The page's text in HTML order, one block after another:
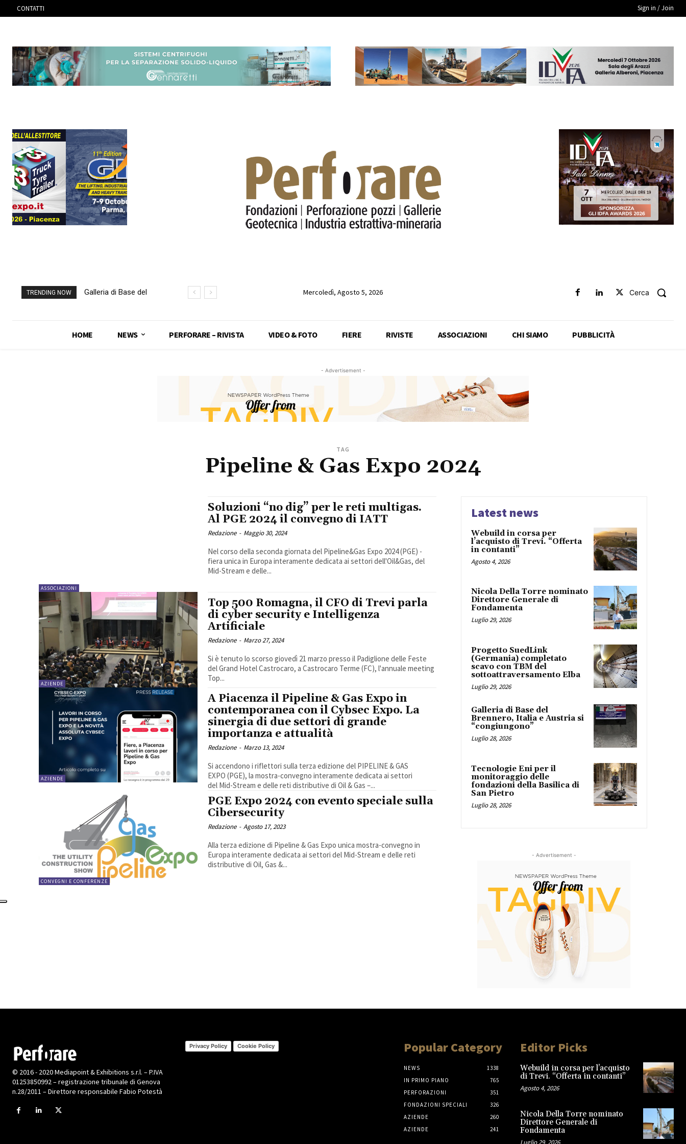
CONTATTI Sign in / Join
TRENDING NOW
Galleria di Base del
“congiungono”
Mercoledì, Agosto 5, 2026 Cerca
HOME NEWS PERFORARE – RIVISTA VIDEO & FOTO FIERE RIVISTE ASSOCIAZIONI CHI SIAMO PUBBLICITÀ
- Advertisement -
TAG
Pipeline & Gas Expo 2024
ASSOCIAZIONI
Soluzioni “no dig” per le reti multigas.
Al PGE 2024 il convegno di IATT
Redazione - Maggio 30, 2024
Nel corso della seconda giornata del Pipeline&Gas Expo 2024 (PGE) -
fiera unica in Europa interamente dedicata ai settori dell'Oil&Gas, del
Mid-Stream e delle...
AZIENDE
Top 500 Romagna, il CFO di Trevi parla
di cyber security e Intelligenza
Artificiale
Redazione - Marzo 27, 2024
Si è tenuto lo scorso giovedì 21 marzo presso il Padiglione delle Feste
del Grand Hotel Castrocaro, a Castrocaro Terme (FC), l'annuale meeting
Top...
AZIENDE
A Piacenza il Pipeline & Gas Expo in
contemporanea con il Cybsec Expo. La
sinergia di due settori di grande
importanza e attualità
Redazione - Marzo 13, 2024
Si accendono i riflettori sulla terza edizione del PIPELINE & GAS
EXPO (PGE), la mostra-convegno interamente dedicata ai settori
del Mid-Stream e delle reti distributive di Oil & Gas –...
CONVEGNI E CONFERENZE
PGE Expo 2024 con evento speciale sulla
Cibersecurity
Redazione - Agosto 17, 2023
Alla terza edizione di Pipeline & Gas Expo unica mostra-convegno in
Europa interamente dedicata ai settori del Mid-Stream e delle reti
distributive di Oil, Gas &...
Latest news
Webuild in corsa per
l’acquisto di Trevi. “Offerta
in contanti”
Agosto 4, 2026
Nicola Della Torre nominato
Direttore Generale di
Fondamenta
Luglio 29, 2026
Progetto SuedLink
(Germania) completato
scavo con TBM del
sottoattraversamento Elba
Luglio 29, 2026
Galleria di Base del
Brennero, Italia e Austria si
“congiungono”
Luglio 28, 2026
Tecnologie Eni per il
monitoraggio delle
fondazioni della Basilica di
San Pietro
Luglio 28, 2026
- Advertisement -
© 2016 - 2020 Mediapoint & Exhibitions s.r.l. – P.IVA
01253850992 – registrazione tribunale di Genova
n.28/2011 – Direttore responsabile Fabio Potestà
Privacy Policy Cookie Policy Popular Category
NEWS
1338
IN PRIMO PIANO
765
PERFORAZIONI
351
FONDAZIONI SPECIALI
326
AZIENDE
260
AZIENDE
241
Editor Picks
Webuild in corsa per l’acquisto
di Trevi. “Offerta in contanti”
Agosto 4, 2026
Nicola Della Torre nominato
Direttore Generale di
Fondamenta
Luglio 29, 2026